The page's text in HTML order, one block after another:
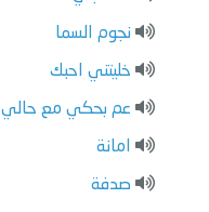
نجوم السما
خليتني احبك
عم بحكي مع حالي
امانة
صدفة